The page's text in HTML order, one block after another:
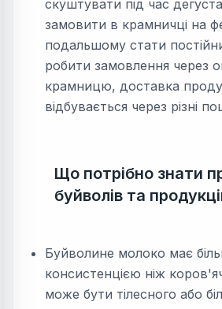
скуштувати під час
замовити в крамничці на
подальшому стати
робити замовлення через
крамницю, доставка
відбувається через різні
Що потрібно знати
буйволів та
Буйволине молоко має
консистенцією ніж
може бути тілесного або